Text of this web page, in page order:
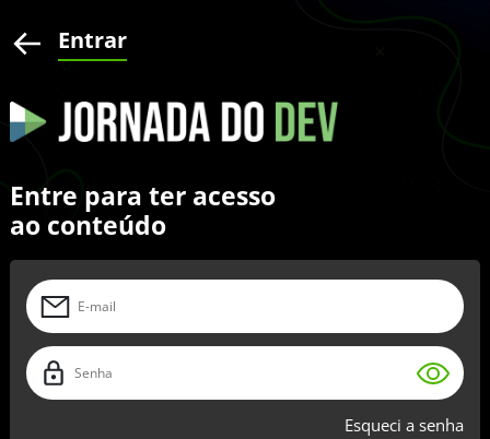
Entrar
Entre para ter acesso
ao conteúdo
Esqueci a senha